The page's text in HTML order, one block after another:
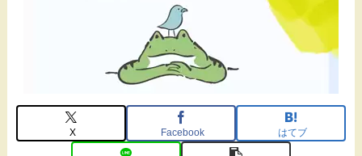
X Facebook はてブ